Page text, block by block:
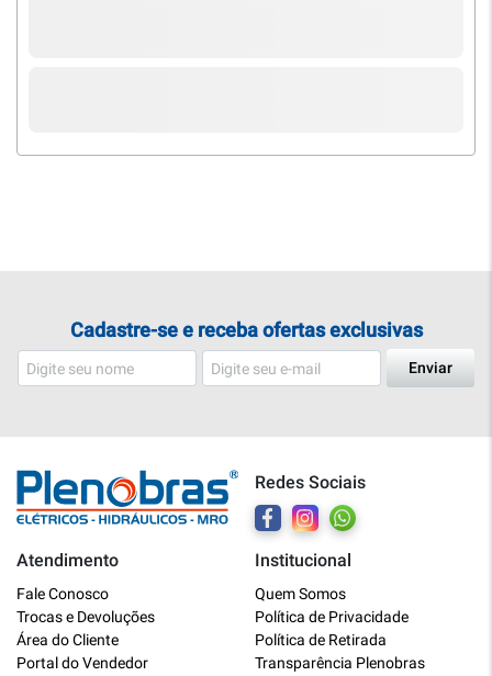
Cadastre-se e receba ofertas exclusivas
Enviar
Redes Sociais
Atendimento
Fale Conosco
Trocas e Devoluções
Área do Cliente
Portal do Vendedor
Institucional
Quem Somos
Política de Privacidade
Política de Retirada
Transparência Plenobras
Online
Bem vindo a Plenobras! Aqui você